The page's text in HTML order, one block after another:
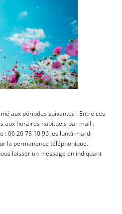
aux périodes suivantes : Entre ces
aux horaires habituels par mail :
: 06 20 78 10 96 les lundi-mardi-
la permanence téléphonique.
laisser un message en indiquant